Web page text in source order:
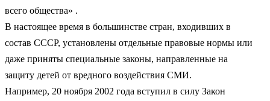
всего общества» .
В настоящее время в большинстве стран, входивших в
состав СССР, установлены отдельные правовые нормы или
даже приняты специальные законы, направленные на
защиту детей от вредного воздействия СМИ.
Например, 20 ноября 2002 года вступил в силу Закон